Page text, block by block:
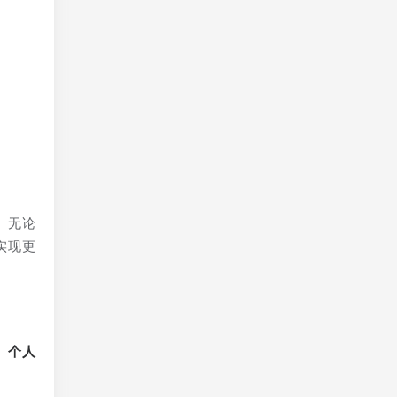
无论
现更
个人